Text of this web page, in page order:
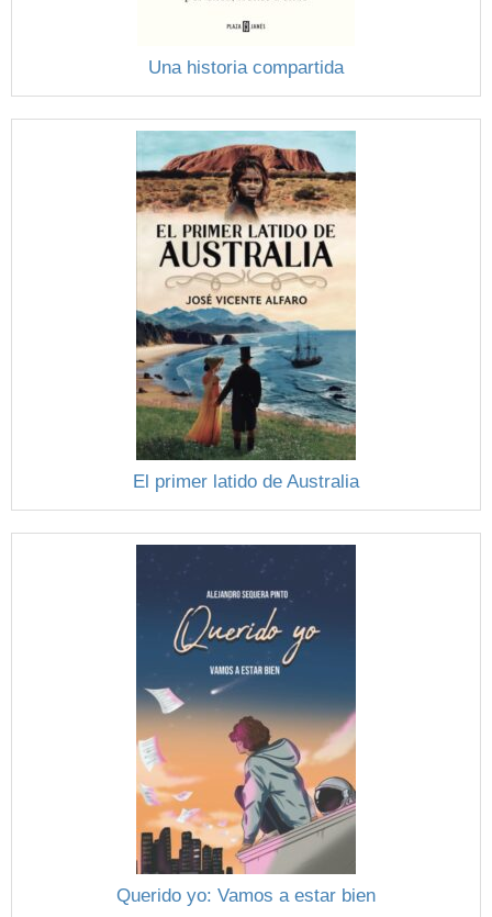
Una historia compartida
El primer latido de Australia
Querido yo: Vamos a estar bien